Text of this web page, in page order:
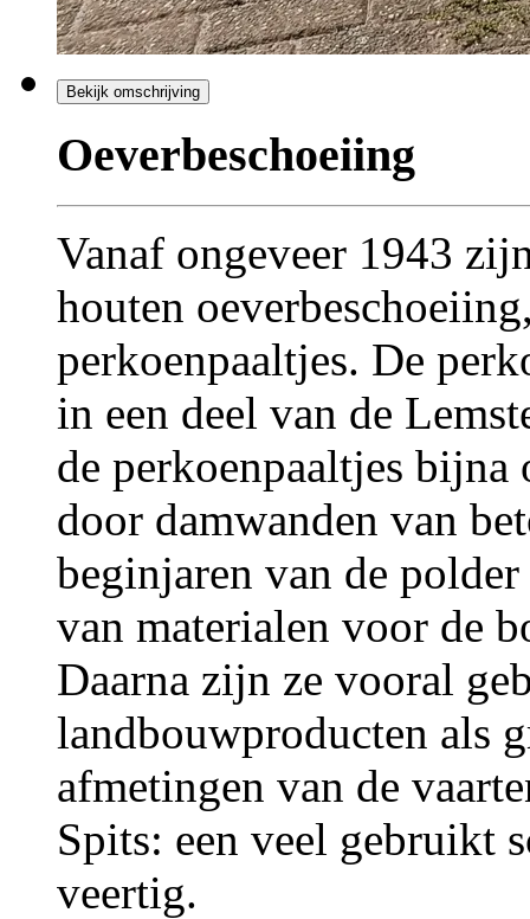
Bekijk omschrijving
Oeverbeschoeiing
Vanaf ongeveer 1943
houten
perkoenpaaltjes. De
in een deel van de
de perkoenpaaltjes
door damwanden van
beginjaren van de
van materialen voor de
Daarna zijn ze vooral
landbouwproducten als
afmetingen van de
Spits: een veel gebruikt
veertig.